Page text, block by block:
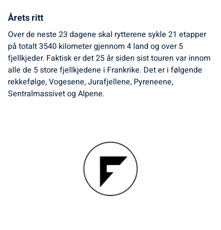
Årets ritt
Over de neste 23 dagene skal rytterene sykle 21 etapper
på totalt 3540 kilometer gjennom 4 land og over 5
fjellkjeder. Faktisk er det 25 år siden sist touren var innom
alle de 5 store fjellkjedene i Frankrike. Det er i følgende
rekkefølge, Vogesene, Jurafjellene, Pyreneene,
Sentralmassivet og Alpene.